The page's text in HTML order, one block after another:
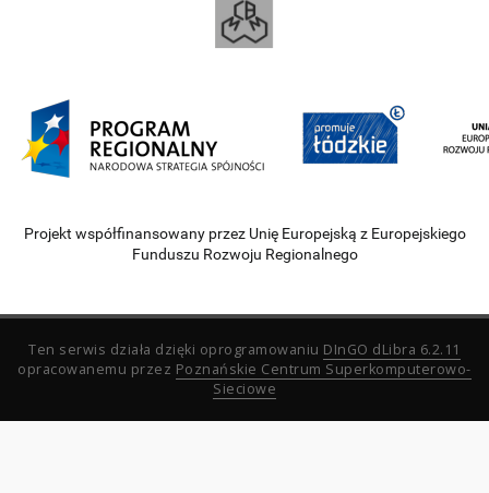
Projekt współfinansowany przez Unię Europejską z Europejskiego
Funduszu Rozwoju Regionalnego
Ten serwis działa dzięki oprogramowaniu DInGO dLibra 6.2.11
opracowanemu przez Poznańskie Centrum Superkomputerowo-
Sieciowe